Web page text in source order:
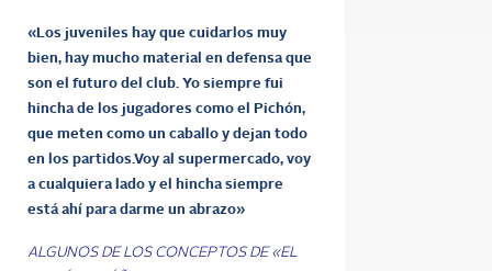
«Los juveniles hay que cuidarlos muy
bien, hay mucho material en defensa que
son el futuro del club. Yo siempre fui
hincha de los jugadores como el Pichón,
que meten como un caballo y dejan todo
en los partidos.Voy al supermercado, voy
a cualquiera lado y el hincha siempre
está ahí para darme un abrazo»
ALGUNOS DE LOS CONCEPTOS DE «EL